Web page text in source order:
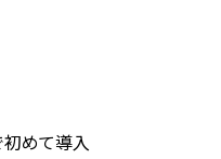
初めて導入